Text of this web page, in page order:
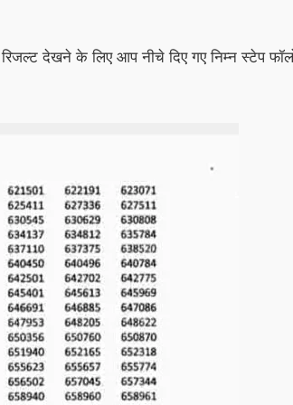
रिजल्ट देखने के लिए आप नीचे दिए गए निम्न स्टेप